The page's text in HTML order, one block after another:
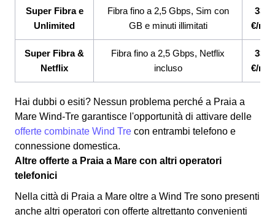
Super Fibra e
Unlimited
Fibra fino a 2,5 Gbps, Sim con
GB e minuti illimitati
€/
Super Fibra &
Netflix
Fibra fino a 2,5 Gbps, Netflix
incluso
€/
Hai dubbi o esiti? Nessun problema perché a Praia a
Mare Wind-Tre garantisce l'opportunità di attivare delle
offerte combinate Wind Tre con entrambi telefono e
connessione domestica.
Altre offerte a Praia a Mare con altri operatori
telefonici
Nella città di Praia a Mare oltre a Wind Tre sono presenti
anche altri operatori con offerte altrettanto convenienti